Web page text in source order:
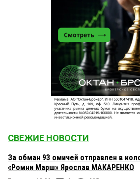
СВЕЖИЕ НОВОСТИ
За обман 93 омичей отправлен в
«Ромни Марш» Ярослав МАКАРЕНКО